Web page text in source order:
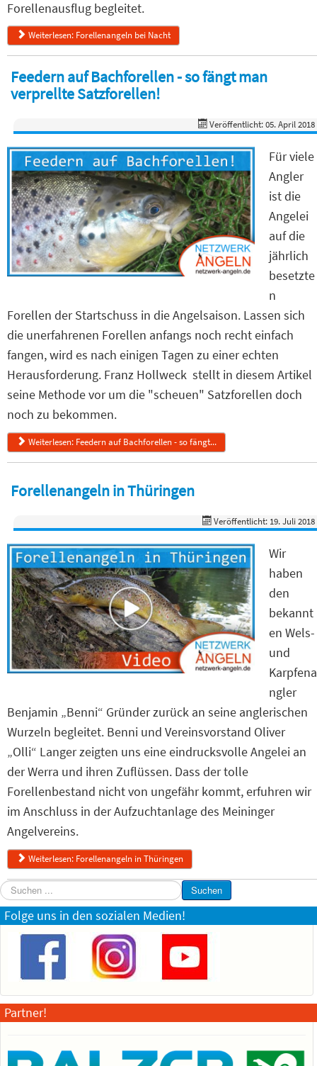
Forellenausflug begleitet.
Weiterlesen: Forellenangeln bei Nacht
Feedern auf Bachforellen - so fängt man
verprellte Satzforellen!
Veröffentlicht: 05. April 2018
Für viele
Angler
ist die
Angelei
auf die
jährlich
besetzte
n
Forellen der Startschuss in die Angelsaison. Lassen sich
die unerfahrenen Forellen anfangs noch recht einfach
fangen, wird es nach einigen Tagen zu einer echten
Herausforderung. Franz Hollweck stellt in diesem Artikel
seine Methode vor um die "scheuen" Satzforellen doch
noch zu bekommen.
Weiterlesen: Feedern auf Bachforellen - so fängt...
Forellenangeln in Thüringen
Veröffentlicht: 19. Juli 2018
Wir
haben
den
bekannt
en Wels-
und
Karpfena
ngler
Benjamin „Benni“ Gründer zurück an seine anglerischen
Wurzeln begleitet. Benni und Vereinsvorstand Oliver
„Olli“ Langer zeigten uns eine eindrucksvolle Angelei an
der Werra und ihren Zuflüssen. Dass der tolle
Forellenbestand nicht von ungefähr kommt, erfuhren wir
im Anschluss in der Aufzuchtanlage des Meininger
Angelvereins.
Weiterlesen: Forellenangeln in Thüringen
Suchen
...
Suchen
Folge uns in den sozialen Medien!
Partner!